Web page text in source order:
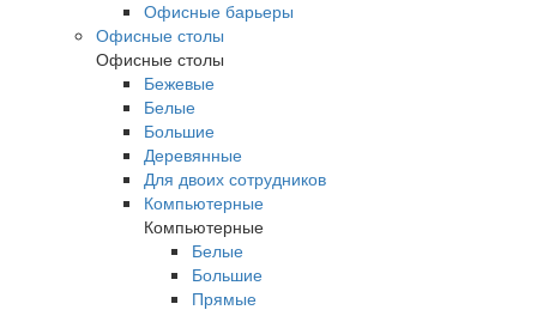
Офисные барьеры
Офисные столы
Офисные столы
Бежевые
Белые
Большие
Деревянные
Для двоих сотрудников
Компьютерные
Компьютерные
Белые
Большие
Прямые